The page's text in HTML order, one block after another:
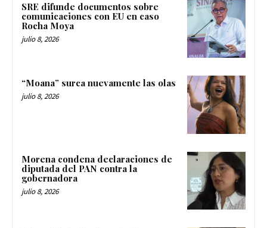
SRE difunde documentos sobre
comunicaciones con EU en caso
Rocha Moya
julio 8, 2026
“Moana” surca nuevamente las olas
julio 8, 2026
Morena condena declaraciones de
diputada del PAN contra la
gobernadora
julio 8, 2026